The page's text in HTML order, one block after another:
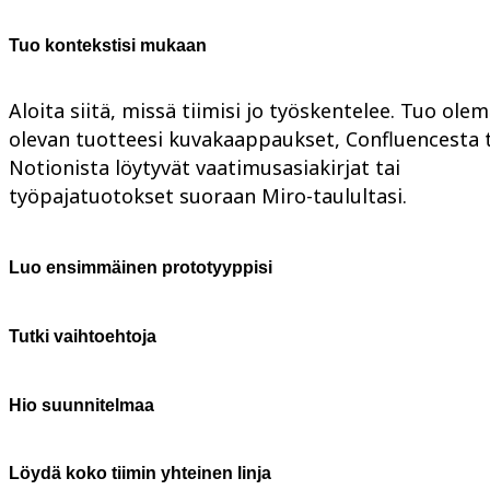
Tuo kontekstisi mukaan
Aloita siitä, missä tiimisi jo työskentelee. Tuo
olevan tuotteesi kuvakaappaukset, Confluencesta
Notionista löytyvät vaatimusasiakirjat tai
työpajatuotokset suoraan Miro-taulultasi.
Luo ensimmäinen prototyyppisi
Tutki vaihtoehtoja
Hio suunnitelmaa
Löydä koko tiimin yhteinen linja